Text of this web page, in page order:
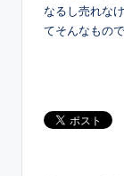
なるし売れな
てそんなもの